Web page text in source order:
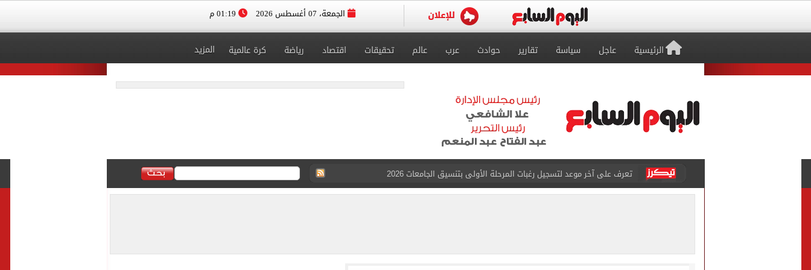
الجمعة، 07 أغسطس 2026
الرئيسية عاجل سياسة تقارير حوادث عرب عالم تحقيقات اقتصاد رياضة كرة عالمية المزيد
متى تنتهى تظلمات الثانوية العامة 2026.. والفترة المتبقية للتقديم إلكترونيا
بيزيرا يتمسك بالرحيل عن الزمالك ويدرس خيارات جديدة رغم رفض النادي بيعه
مكتب التنسيق: إتاحة تعديل الرغبات حتى غلق المرحلة الأولى